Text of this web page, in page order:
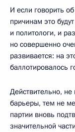
И если говорить
причинам это
и политологи, и
но совершенно
развивается: на
баллотировалось
Действительно,
барьеры, тем не
партии вновь
значительной